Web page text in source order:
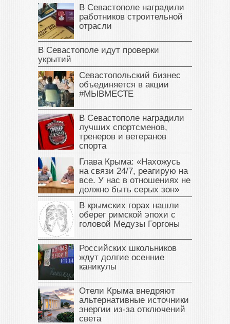
В Севастополе наградили
работников строительной
отрасли
В Севастополе идут проверки
укрытий
Севастопольский бизнес
объединяется в акции
#МЫВМЕСТЕ
В Севастополе наградили
лучших спортсменов,
тренеров и ветеранов
спорта
Глава Крыма: «Нахожусь
на связи 24/7, реагирую на
все. У нас в отношениях не
должно быть серых зон»
В крымских горах нашли
оберег римской эпохи с
головой Медузы Горгоны
Российских школьников
ждут долгие осенние
каникулы
Отели Крыма внедряют
альтернативные источники
энергии из-за отключений
света